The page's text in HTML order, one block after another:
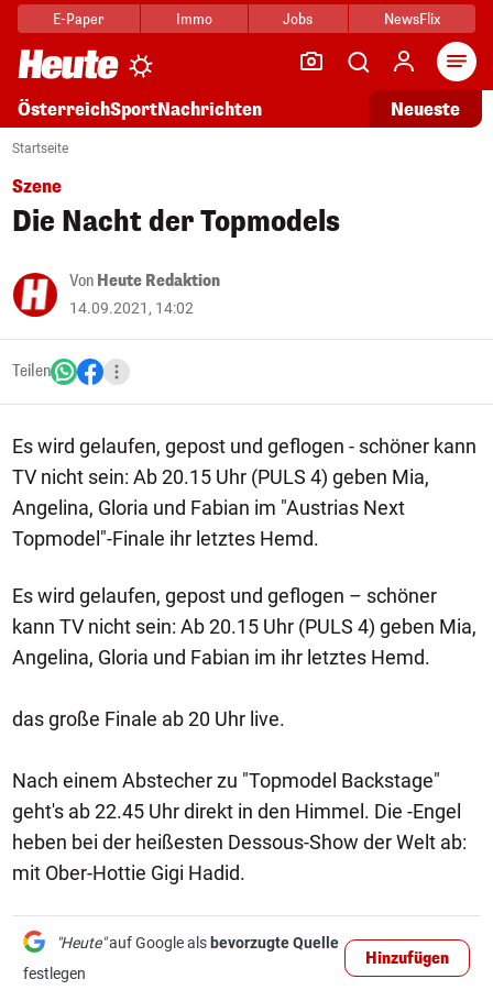
E-Paper Immo Jobs NewsFlix
ÖsterreichSportNachrichten Neueste
Startseite
Szene
Die Nacht der Topmodels
Von Heute Redaktion
14.09.2021, 14:02
Teilen
Es wird gelaufen, gepost und geflogen - schöner kann
TV nicht sein: Ab 20.15 Uhr (PULS 4) geben Mia,
Angelina, Gloria und Fabian im "Austrias Next
Topmodel"-Finale ihr letztes Hemd.
Es wird gelaufen, gepost und geflogen – schöner
kann TV nicht sein: Ab 20.15 Uhr (PULS 4) geben Mia,
Angelina, Gloria und Fabian im ihr letztes Hemd.
das große Finale ab 20 Uhr live.
Nach einem Abstecher zu "Topmodel Backstage"
geht's ab 22.45 Uhr direkt in den Himmel. Die -Engel
heben bei der heißesten Dessous-Show der Welt ab:
mit Ober-Hottie Gigi Hadid.
"Heute"auf Google als bevorzugte Quelle
festlegen
Hinzufügen